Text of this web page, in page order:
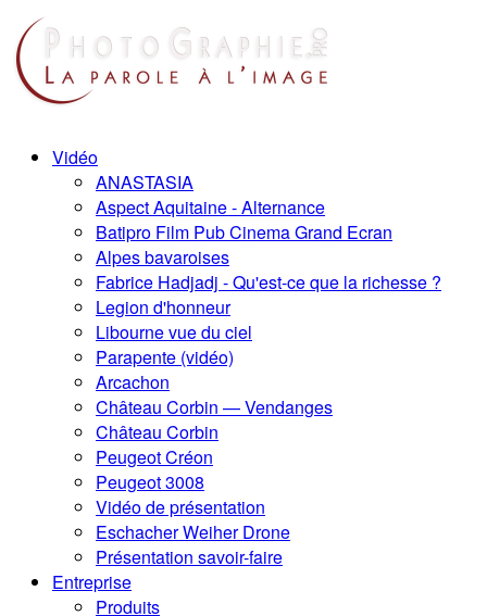
Vidéo
ANASTASIA
Aspect Aquitaine - Alternance
Batipro Film Pub Cinema Grand Ecran
Alpes bavaroises
Fabrice Hadjadj - Qu'est-ce que la richesse ?
Legion d'honneur
Libourne vue du ciel
Parapente (vidéo)
Arcachon
Château Corbin — Vendanges
Château Corbin
Peugeot Créon
Peugeot 3008
Vidéo de présentation
Eschacher Weiher Drone
Présentation savoir-faire
Entreprise
Produits